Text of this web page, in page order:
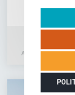
AJOUTER À MA